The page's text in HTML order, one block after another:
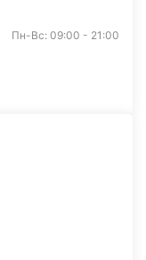
Пн-Вс: 09:00 - 21:00